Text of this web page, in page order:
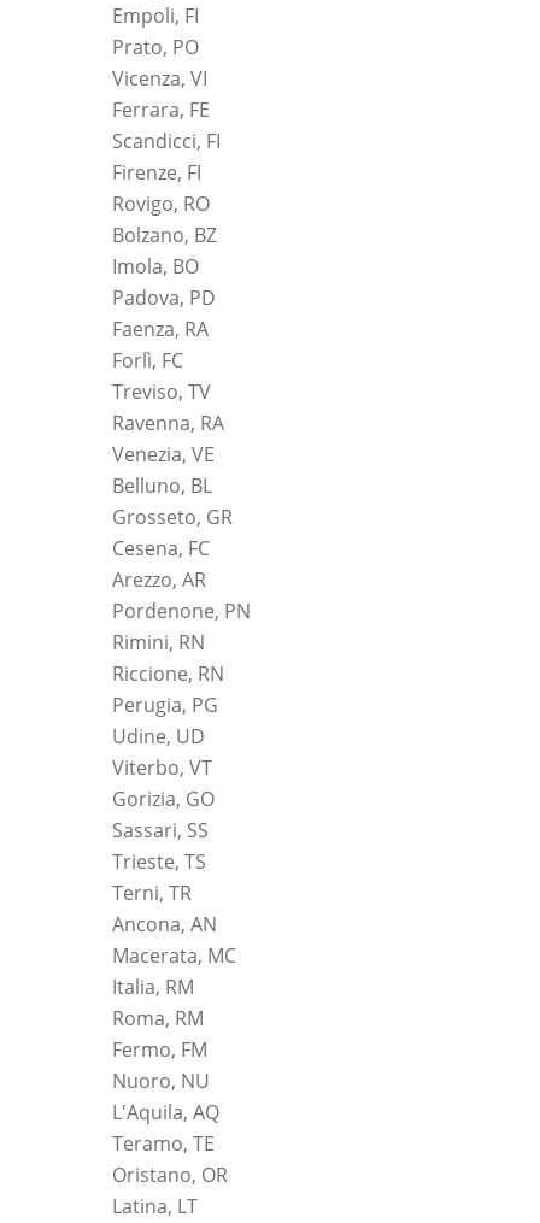
Empoli, FI
Prato, PO
Vicenza, VI
Ferrara, FE
Scandicci, FI
Firenze, FI
Rovigo, RO
Bolzano, BZ
Imola, BO
Padova, PD
Faenza, RA
Forlì, FC
Treviso, TV
Ravenna, RA
Venezia, VE
Belluno, BL
Grosseto, GR
Cesena, FC
Arezzo, AR
Pordenone, PN
Rimini, RN
Riccione, RN
Perugia, PG
Udine, UD
Viterbo, VT
Gorizia, GO
Sassari, SS
Trieste, TS
Terni, TR
Ancona, AN
Macerata, MC
Italia, RM
Roma, RM
Fermo, FM
Nuoro, NU
L'Aquila, AQ
Teramo, TE
Oristano, OR
Latina, LT